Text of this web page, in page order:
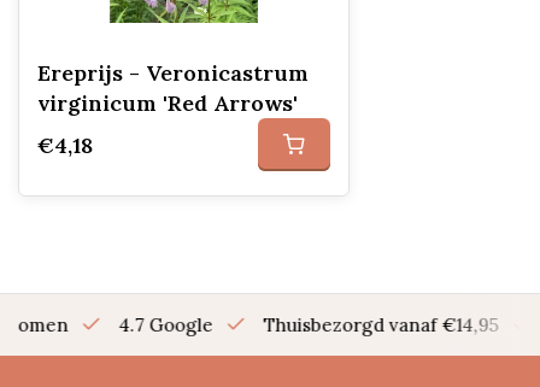
Ereprijs - Veronicastrum
virginicum 'Red Arrows'
€4,18
bomen 4.7 Google Thuisbezorgd vanaf €14,95